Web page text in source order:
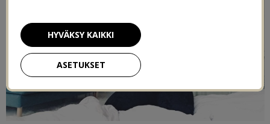
ASETUKSET
HYVÄKSY KAIKKI